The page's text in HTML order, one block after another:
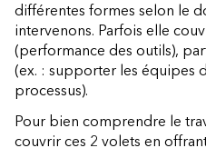
différentes formes selon le
intervenons. Parfois elle
(performance des outils),
(ex. : supporter les équipes
processus).
Pour bien comprendre le
couvrir ces 2 volets en